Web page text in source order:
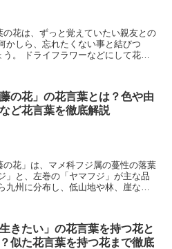
の花は、ずっと覚えていたい親友との
かしら、忘れたくない事と結びつ
。 ドライフラワーなどにして花を
藤の花」の花言葉とは？色や由
ど花言葉を徹底解説
花」は、マメ科フジ属の蔓性の落葉
」と、左巻の「ヤマフジ」が主な品
州に分布し、低山地や林、崖など
生きたい」の花言葉を持つ花と
似た花言葉を持つ花まで徹底